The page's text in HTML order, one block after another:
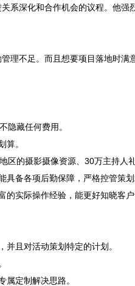
系深化和合作机会的议程。他
理不足。而且想要项目落地时
隐藏任何费用。
算。
的摄影摄像资源、30万主持人
备各项后勤保障，严格控管策划
实际操作经验，能更好知晓客户
且对活动策划特定的计划。
定制解决思路。